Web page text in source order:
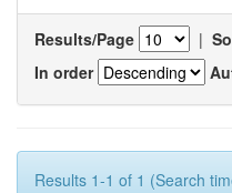
Results/Page |
In order
Results 1-1 of 1 (Search